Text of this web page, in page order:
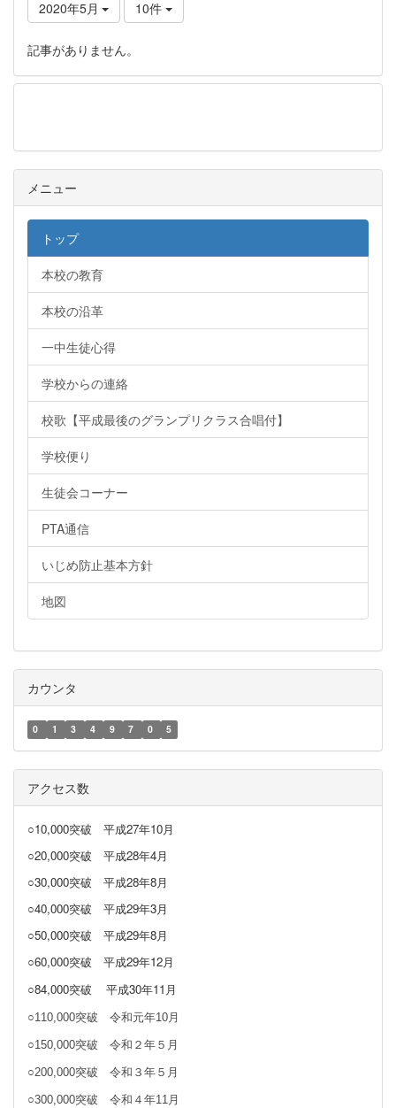
2020年5月 10件
記事がありません。
メニュー
トップ
本校の教育
本校の沿革
一中生徒心得
学校からの連絡
校歌【平成最後のグランプリクラス合唱付】
学校便り
生徒会コーナー
PTA通信
いじめ防止基本方針
地図
カウンタ
0 1 3 4 9 7 0 5
アクセス数
○10,000突破 平成27年10月
○20,000突破 平成28年4月
○30,000突破 平成28年8月
○40,000突破 平成29年3月
○50,000突破 平成29年8月
○60,000突破 平成29年12月
○84,000突破
平成30年11月
○110,000突破 令和元年10月
○150,000突破 令和２年５月
○200,000突破 令和３年５月
○300,000突破 令和４年11月